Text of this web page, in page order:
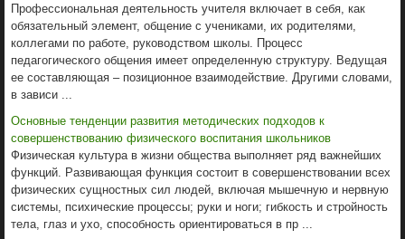
Профессиональная деятельность учителя включает в себя, как
обязательный элемент, общение с учениками, их родителями,
коллегами по работе, руководством школы. Процесс
педагогического общения имеет определенную структуру. Ведущая
ее составляющая – позиционное взаимодействие. Другими словами,
в зависи ...
Основные тенденции развития методических подходов к
совершенствованию физического воспитания школьников
Физическая культура в жизни общества выполняет ряд важнейших
функций. Развивающая функция состоит в совершенствовании всех
физических сущностных сил людей, включая мышечную и нервную
системы, психические процессы; руки и ноги; гибкость и стройность
тела, глаз и ухо, способность ориентироваться в пр ...